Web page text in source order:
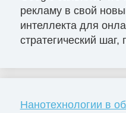
рекламу в свой
интеллекта для
стратегический
Нанотехнологии в